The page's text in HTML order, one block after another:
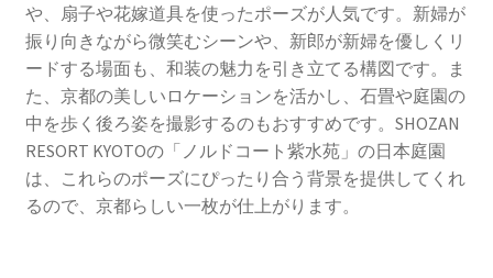
や、扇子や花嫁道具を使ったポーズが人気です。新婦が
振り向きながら微笑むシーンや、新郎が新婦を優しくリ
ードする場面も、和装の魅力を引き立てる構図です。ま
た、京都の美しいロケーションを活かし、石畳や庭園の
中を歩く後ろ姿を撮影するのもおすすめです。SHOZAN
RESORT KYOTOの「ノルドコート紫水苑」の日本庭園
は、これらのポーズにぴったり合う背景を提供してくれ
るので、京都らしい一枚が仕上がります。